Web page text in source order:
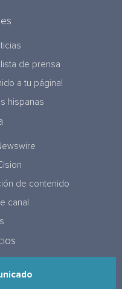
de prensa
a tu página!
hispanas
de contenido
canal